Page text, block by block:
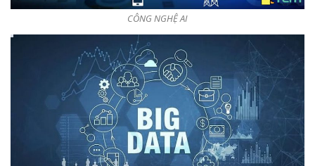
CÔNG NGHỆ AI